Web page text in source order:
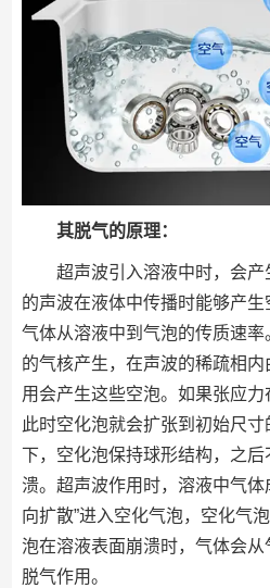
其脱气的原理：
超声波引入溶液中时，会
的声波在液体中传播时能够产
气体从溶液中到气泡的传质速
的气核产生，在声波的稀疏相
用会产生这些空泡。如果张应力
此时空化泡就会扩张到初始尺
下，空化泡保持球形结构，之
溃。超声波作用时，溶液中气体
向扩散”进入空化气泡，空化气
泡在溶液表面崩溃时，气体会
脱气作用。